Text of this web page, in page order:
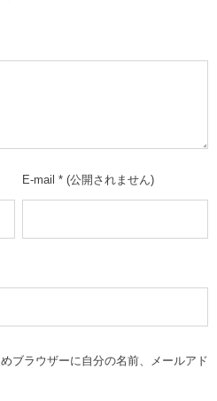
E-mail * (公開されません)
ブラウザーに自分の名前、メールアド